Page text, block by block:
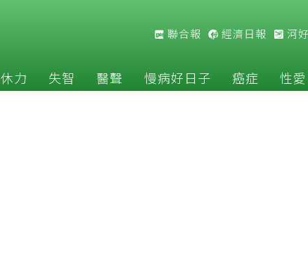
聯合報 經濟日報 河
力 失智 醫聲 慢病好日子 癌症 性愛